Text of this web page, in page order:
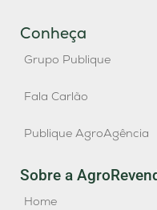
Conheça
Grupo Publique
Fala Carlão
Publique AgroAgência
Sobre a
Home